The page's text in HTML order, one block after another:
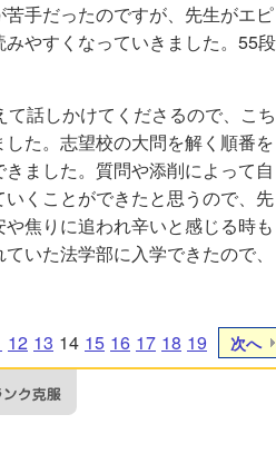
手だったのですが、先生がエピ
やすくなっていきました。55段
話しかけてくださるので、こち
た。志望校の大問を解く順番を
ました。質問や添削によって自
くことができたと思うので、先
焦りに追われ辛いと感じる時も
いた法学部に入学できたので、
12 13 14 15 16 17 18 19 次へ